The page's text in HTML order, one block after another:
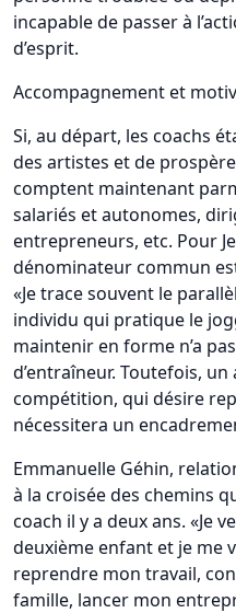
incapable de passer à
d’esprit.
Accompagnement et
Si, au départ, les coachs
des artistes et de
comptent maintenant
salariés et autonomes,
entrepreneurs, etc. Pour
dénominateur commun
«Je trace souvent le
individu qui pratique le
maintenir en forme n’a
d’entraîneur. Toutefois,
compétition, qui désire
nécessitera un
Emmanuelle Géhin,
à la croisée des chemins
coach il y a deux ans. «Je
deuxième enfant et je me
reprendre mon travail,
famille, lancer mon